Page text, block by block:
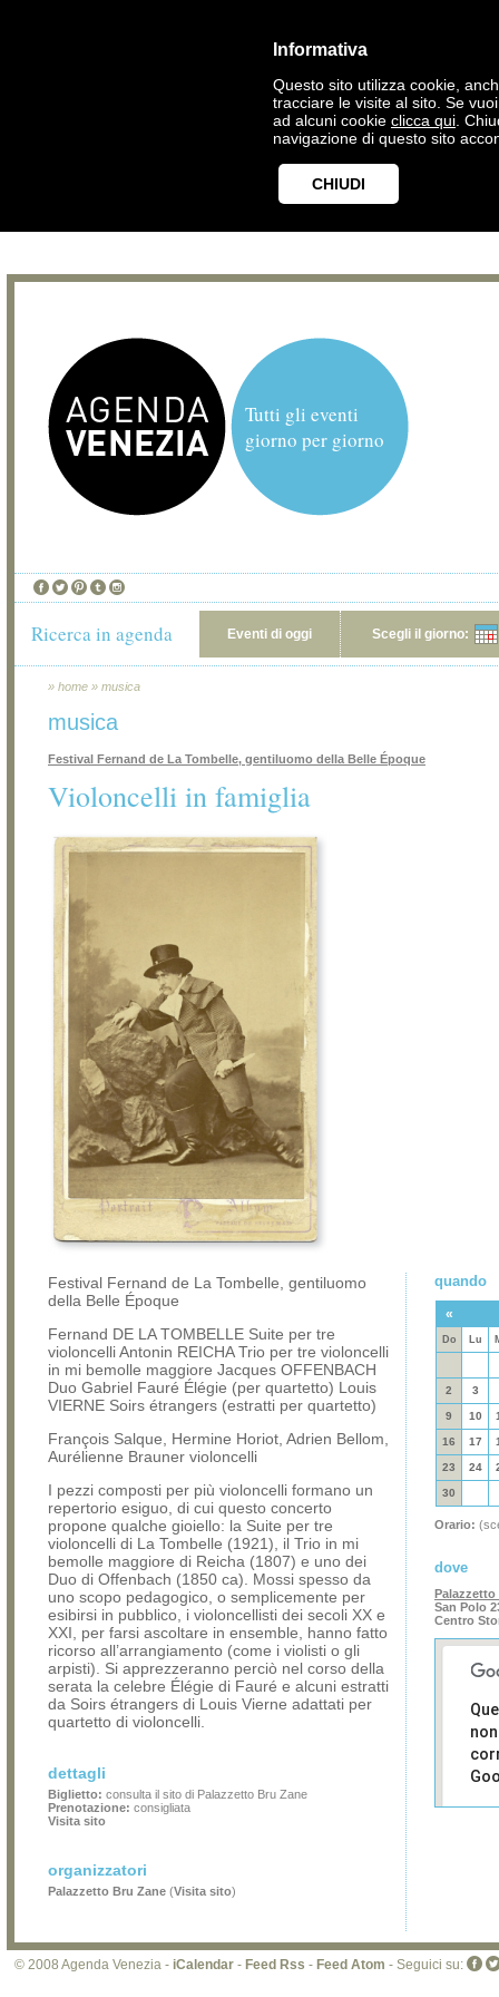
Informativa
Questo sito utilizza cookie,
tracciare le visite al sito. Se
ad alcuni cookie clicca qui .
navigazione di questo sito
CHIUDI
Tutti gli eventi
giorno per giorno
Ricerca in agenda Eventi di oggi Scegli il giorno:
» home » musica
musica
Festival Fernand de La Tombelle, gentiluomo della Belle Époque
Violoncelli in famiglia
Festival Fernand de La Tombelle, gentiluomo
della Belle Époque
Fernand DE LA TOMBELLE Suite per tre
violoncelli Antonin REICHA Trio per tre violoncelli
in mi bemolle maggiore Jacques OFFENBACH
Duo Gabriel Fauré Élégie (per quartetto) Louis
VIERNE Soirs étrangers (estratti per quartetto)
François Salque, Hermine Horiot, Adrien Bellom,
Aurélienne Brauner violoncelli
I pezzi composti per più violoncelli formano un
repertorio esiguo, di cui questo concerto
propone qualche gioiello: la Suite per tre
violoncelli di La Tombelle (1921), il Trio in mi
bemolle maggiore di Reicha (1807) e uno dei
Duo di Offenbach (1850 ca). Mossi spesso da
uno scopo pedagogico, o semplicemente per
esibirsi in pubblico, i violoncellisti dei secoli XX e
XXI, per farsi ascoltare in ensemble, hanno fatto
ricorso all’arrangiamento (come i violisti o gli
arpisti). Si apprezzeranno perciò nel corso della
serata la celebre Élégie di Fauré e alcuni estratti
da Soirs étrangers di Louis Vierne adattati per
quartetto di violoncelli.
dettagli
Biglietto: consulta il sito di Palazzetto Bru Zane
Prenotazione: consigliata
Visita sito
organizzatori
Palazzetto Bru Zane (Visita sito)
quando
«
Do Lu
2 3
9 10
16 17
23 24
30
Orario:
dove
Palazzetto
San Polo
Centro
© 2008 Agenda Venezia - iCalendar - Feed Rss - Feed Atom - Seguici su: